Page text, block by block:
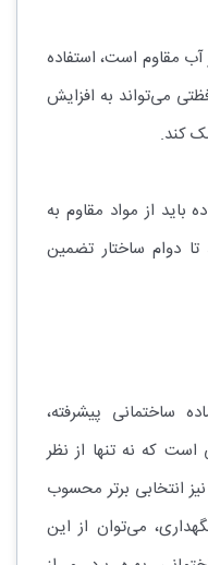
آب مقاوم است، استفاده
می‌تواند به افزایش
کند.
باید از مواد مقاوم به
دوام ساختار تضمین
ساختمانی پیشرفته،
است که نه تنها از نظر
انتخابی برتر محسوب
می‌توان از این